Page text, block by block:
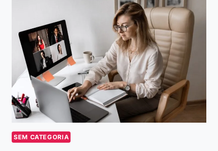
SEM CATEGORIA